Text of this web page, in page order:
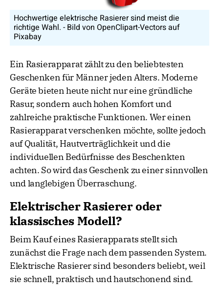
Hochwertige elektrische Rasierer sind meist die
richtige Wahl. - Bild von OpenClipart-Vectors auf
Pixabay
Ein Rasierapparat zählt zu den beliebtesten
Geschenken für Männer jeden Alters. Moderne
Geräte bieten heute nicht nur eine gründliche
Rasur, sondern auch hohen Komfort und
zahlreiche praktische Funktionen. Wer einen
Rasierapparat verschenken möchte, sollte jedoch
auf Qualität, Hautverträglichkeit und die
individuellen Bedürfnisse des Beschenkten
achten. So wird das Geschenk zu einer sinnvollen
und langlebigen Überraschung.
Elektrischer Rasierer oder
klassisches Modell?
Beim Kauf eines Rasierapparats stellt sich
zunächst die Frage nach dem passenden System.
Elektrische Rasierer sind besonders beliebt, weil
sie schnell, praktisch und hautschonend sind.